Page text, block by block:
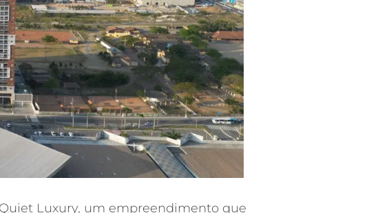
Luxury, um empreendimento que